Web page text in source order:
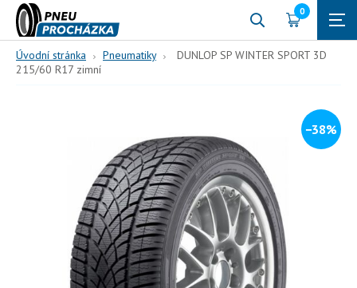
0
Úvodní stránka Pneumatiky
DUNLOP SP WINTER SPORT 3D
215/60 R17 zimní
215/60 R17 104 H (210 km/h)
−38%
DUNLOP SP WINTER SPORT
3D 215/60 R17 zimní
104, H, zimní